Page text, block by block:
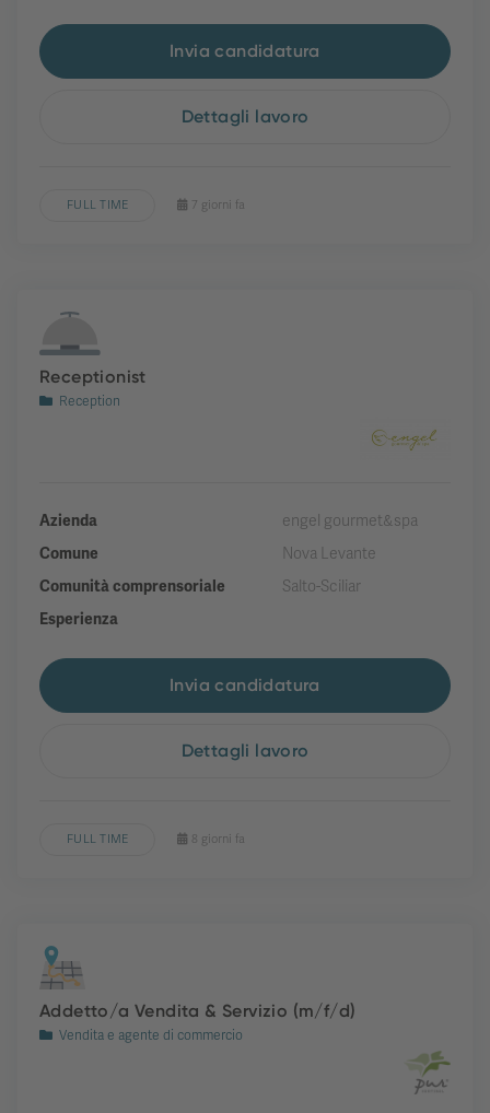
Invia candidatura
Dettagli lavoro
FULL TIME 7 giorni fa
Receptionist
Reception
Azienda
engel gourmet&spa
Comune
Nova Levante
Comunità comprensoriale
Salto-Sciliar
Esperienza
Invia candidatura
Dettagli lavoro
FULL TIME 8 giorni fa
Addetto/a Vendita & Servizio (m/f/d)
Vendita e agente di commercio